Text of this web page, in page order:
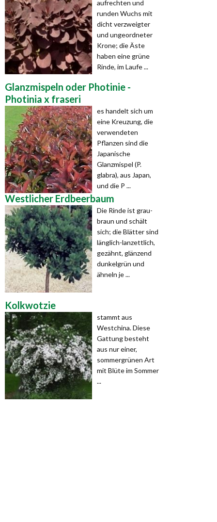
aufrechten und
runden Wuchs mit
dicht verzweigter
und ungeordneter
Krone; die Äste
haben eine grüne
Rinde, im Laufe ...
Glanzmispeln oder Photinie -
Photinia x fraseri
es handelt sich um
eine Kreuzung, die
verwendeten
Pflanzen sind die
Japanische
Glanzmispel (P.
glabra), aus Japan,
und die P ...
Westlicher Erdbeerbaum
Die Rinde ist grau-
braun und schält
sich; die Blätter sind
länglich-lanzettlich,
gezähnt, glänzend
dunkelgrün und
ähneln je ...
Kolkwotzie
stammt aus
Westchina. Diese
Gattung besteht
aus nur einer,
sommergrünen Art
mit Blüte im Sommer
...